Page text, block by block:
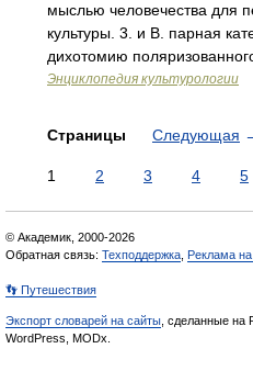
мыслью человечества для
культуры. 3. и В. парная
дихотомию
Энциклопедия культурологии
Страницы Следующая
1 2 3 4 5
© Академик, 2000-2026
Обратная связь: Техподдержка Реклама
👣 Путешествия
Экспорт словарей на сайты , сделанные на
WordPress, MODx.